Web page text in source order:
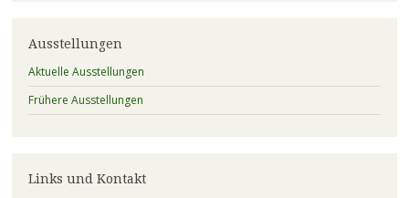
Ausstellungen
Aktuelle Ausstellungen
Frühere Ausstellungen
Links und Kontakt